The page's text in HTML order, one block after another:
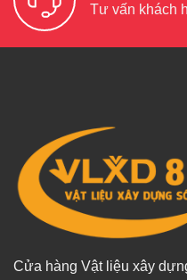
Tư vấn khách
Cửa hàng Vật liệu xây